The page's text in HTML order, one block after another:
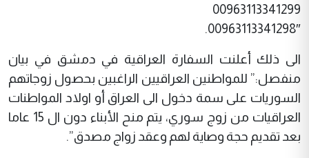
00963113341299
00963113341298″.
الى ذلك أعلنت السفارة العراقية في دمشق في بيان
منفصل:” للمواطنين العراقيين الراغبين بحصول زوجاتهم
السوريات على سمة دخول الى العراق أو اولاد المواطنات
العراقيات من زوج سوري، يتم منح الأبناء دون ال 15 عاما
بعد تقديم حجة وصاية لهم وعقد زواج مصدق”.